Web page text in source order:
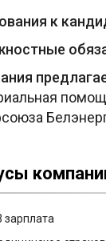
к
зарплата